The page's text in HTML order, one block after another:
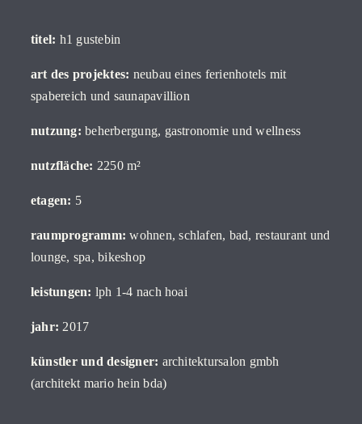
titel: h1 gustebin
art des projektes: neubau eines ferienhotels mit
spabereich und saunapavillion
nutzung:beherbergung, gastronomie und wellness
nutzfläche: 2250 m²
etagen: 5
raumprogramm:wohnen, schlafen, bad, restaurant und
lounge, spa, bikeshop
leistungen: lph 1-4 nach hoai
jahr: 2017
künstler und designer: architektursalon gmbh
(architekt mario hein bda)